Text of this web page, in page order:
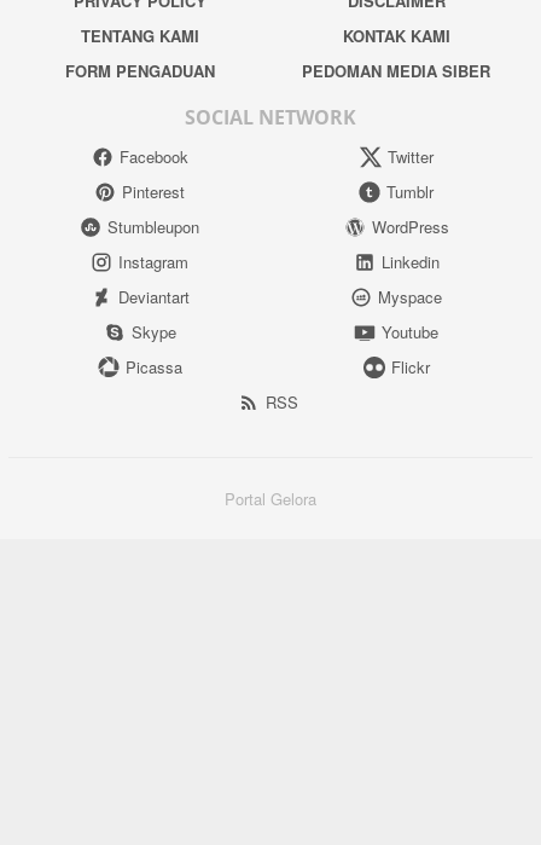
TENTANG KAMI
KONTAK KAMI
FORM PENGADUAN
PEDOMAN MEDIA SIBER
SOCIAL NETWORK
Facebook
Twitter
Pinterest
Tumblr
Stumbleupon
WordPress
Instagram
Linkedin
Deviantart
Myspace
Skype
Youtube
Picassa
Flickr
RSS
Portal Gelora